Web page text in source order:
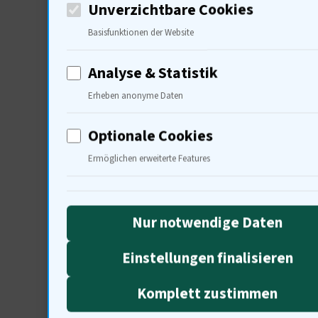
Über Tillmann
Tillmann Reiser ist der
Wiese des
aktuellethemen.de
Zirkus, und bändigt das
fesselnder Artikel oder
Papier wie ein
stellt sicher, dass keine
journalistischen
Unverzichtbare Cookies
Basisfunktionen der Website
Analyse & Statistik
Erheben anonyme Daten
Optionale Cookies
Ermöglichen erweiterte Features
Nur notwendige Daten
Einstellungen finalisieren
Komplett zustimmen